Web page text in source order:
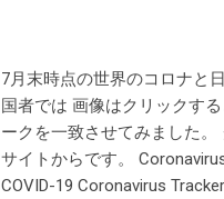
7月末時点の世界のコロナと
国者では 画像はクリックす
ークを一致させてみました
サイトからです。
COVID-19 Coronavirus